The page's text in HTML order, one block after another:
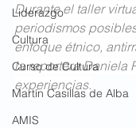
Liderazgo
Cultura
Curso de Cultura
Martín Casillas de Alba
AMIS
Durante el taller
periodismos
enfoque étnico,
la reportera Daniela
experiencias.